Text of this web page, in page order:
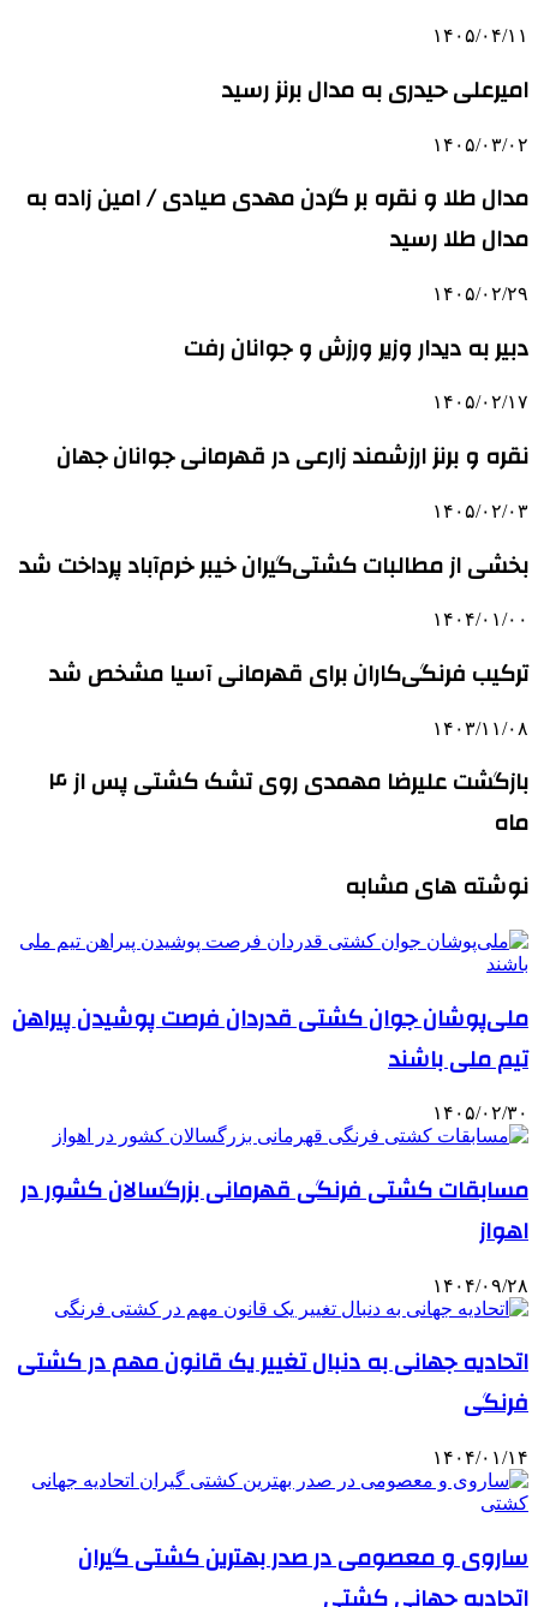
۱۴۰۵/۰۴/۱۱
امیرعلی حیدری به مدال برنز رسید
۱۴۰۵/۰۳/۰۲
مدال طلا و نقره بر گردن مهدی صیادی / امین زاده به
مدال طلا رسید
۱۴۰۵/۰۲/۲۹
دبیر به دیدار وزیر ورزش و جوانان رفت
۱۴۰۵/۰۲/۱۷
نقره و برنز ارزشمند زارعی در قهرمانی جوانان جهان
۱۴۰۵/۰۲/۰۳
بخشی از مطالبات کشتی‌گیران خیبر خرم‌آباد پرداخت شد
۱۴۰۴/۰۱/۰۰
ترکیب فرنگی‌کاران برای قهرمانی آسیا مشخص شد
۱۴۰۳/۱۱/۰۸
بازگشت علیرضا مهمدی روی تشک کشتی پس از ۴
ماه
نوشته های مشابه
ملی‌پوشان جوان کشتی قدردان فرصت پوشیدن پیراهن
تیم ملی باشند
۱۴۰۵/۰۲/۳۰
مسابقات کشتی فرنگی قهرمانی بزرگسالان کشور در
اهواز
۱۴۰۴/۰۹/۲۸
اتحادیه جهانی به دنبال تغییر یک قانون مهم در کشتی
فرنگی
۱۴۰۴/۰۱/۱۴
ساروی و معصومی در صدر بهترین کشتی گیران
اتحادیه جهانی کشتی